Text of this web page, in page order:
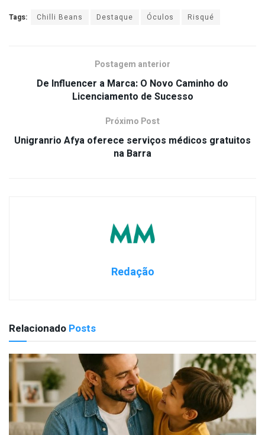
Tags: Chilli Beans Destaque Óculos Risqué
Postagem anterior
De Influencer a Marca: O Novo Caminho do
Licenciamento de Sucesso
Próximo Post
Unigranrio Afya oferece serviços médicos gratuitos
na Barra
Redação
Relacionado Posts